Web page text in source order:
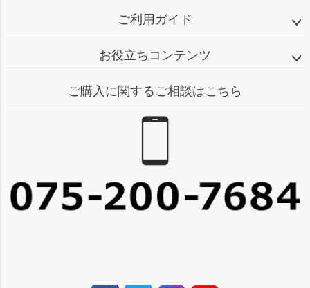
ご利用ガイド
お役立ちコンテンツ
ご購入に関するご相談はこちら